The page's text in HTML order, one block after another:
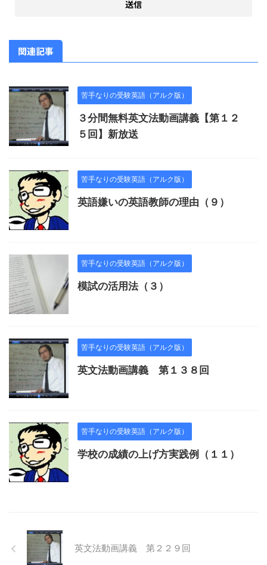
関連記事
苦手なりの受験英語（アルク版）
３分間無料英文法動画講義【第１２
５回】新放送
苦手なりの受験英語（アルク版）
英語嫌いの英語教師の理由（９）
苦手なりの受験英語（アルク版）
模試の活用法（３）
苦手なりの受験英語（アルク版）
英文法動画講義 第１３８回
苦手なりの受験英語（アルク版）
学校の成績の上げ方実践例（１１）
英文法動画講義 第２２９回